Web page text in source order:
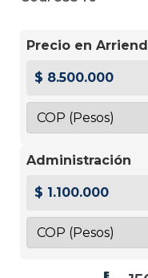
Precio en
$ 8.500.000
Administración
$ 1.100.000